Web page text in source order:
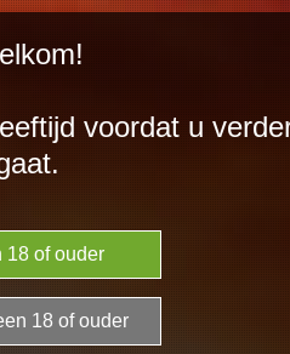
Bonsegna Danze
della Contessa
2025 droge rosé
(tijdelijk
uitverkocht)
voordat u